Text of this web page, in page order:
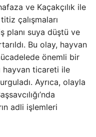
ve Kaçakçılık ile
çalışmaları
planı suya düştü ve
Bu olay, hayvan
önemli bir
hayvan ticareti ile
Ayrıca, olayla
adli işlemleri